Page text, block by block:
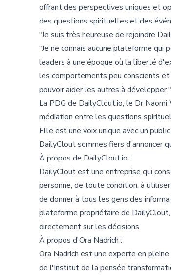
offrant des perspectives uniques et
des questions spirituelles et des
"Je suis très heureuse de rejoindre
"Je ne connais aucune plateforme
leaders à une époque où la liberté
les comportements peu conscients
pouvoir aider les autres à développer."
La PDG de DailyClout.io, le Dr
médiation entre les questions
Elle est une voix unique avec un
DailyClout sommes fiers d'annoncer
À propos de DailyClout.io :
DailyClout est une entreprise qui
personne, de toute condition, à
de donner à tous les gens des
plateforme propriétaire de
directement sur les décisions.
À propos d'Ora Nadrich :
Ora Nadrich est une experte en
de l'Institut de la pensée